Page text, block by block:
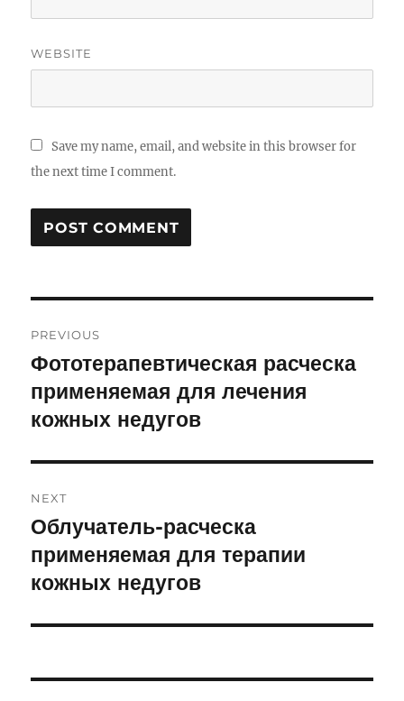
WEBSITE
Save my name, email, and website in this browser for
the next time I comment.
navigation
PREVIOUS
Previous
post:
Фототерапевтическая расческа
применяемая для лечения
кожных недугов
NEXT
Next
post:
Облучатель-расческа
применяемая для терапии
кожных недугов